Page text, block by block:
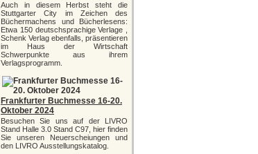
Auch in diesem Herbst steht die
Stuttgarter City im Zeichen des
Büchermachens und Bücherlesens:
Etwa 150 deutschsprachige Verlage ,
Schenk Verlag ebenfalls, präsentieren
im Haus der Wirtschaft
Schwerpunkte aus ihrem
Verlagsprogramm.
Frankfurter Buchmesse 16-20.
Oktober 2024
Besuchen Sie uns auf der LIVRO
Stand Halle 3.0 Stand C97, hier finden
Sie unseren Neuerscheiungen und
den LIVRO Ausstellungskatalog.